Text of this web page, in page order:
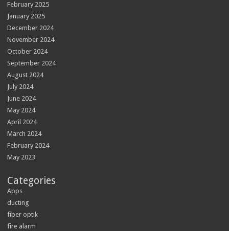
February 2025
January 2025
December 2024
November 2024
October 2024
September 2024
August 2024
July 2024
June 2024
May 2024
April 2024
March 2024
February 2024
May 2023
Categories
Apps
ducting
fiber optik
fire alarm